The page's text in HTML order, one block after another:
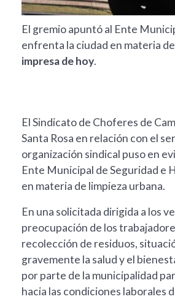
El gremio apuntó al Ente
enfrenta la ciudad en materia
impresa de hoy.
El Sindicato de Choferes de
Santa Rosa en relación con el
organización sindical puso en
Ente Municipal de Seguridad e
en materia de limpieza urbana.
En una solicitada dirigida a los
preocupación de los
recolección de residuos,
gravemente la salud y el
por parte de la municipalidad
hacia las condiciones laborales